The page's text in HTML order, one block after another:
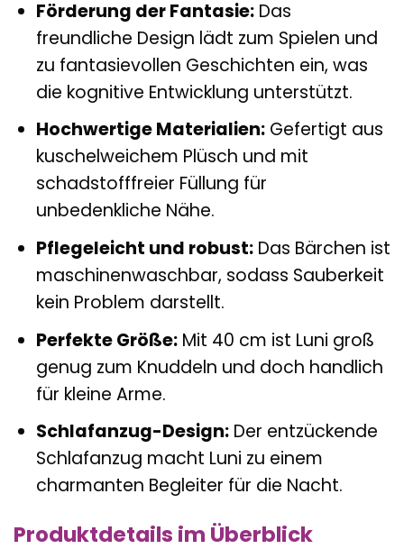
Förderung der Fantasie:Das
freundliche Design lädt zum Spielen und
zu fantasievollen Geschichten ein, was
die kognitive Entwicklung unterstützt.
Hochwertige Materialien:Gefertigt aus
kuschelweichem Plüsch und mit
schadstofffreier Füllung für
unbedenkliche Nähe.
Pflegeleicht und robust:Das Bärchen ist
maschinenwaschbar, sodass Sauberkeit
kein Problem darstellt.
Perfekte Größe:Mit 40 cm ist Luni groß
genug zum Knuddeln und doch handlich
für kleine Arme.
Schlafanzug-Design:Der entzückende
Schlafanzug macht Luni zu einem
charmanten Begleiter für die Nacht.
Produktdetails im Überblick